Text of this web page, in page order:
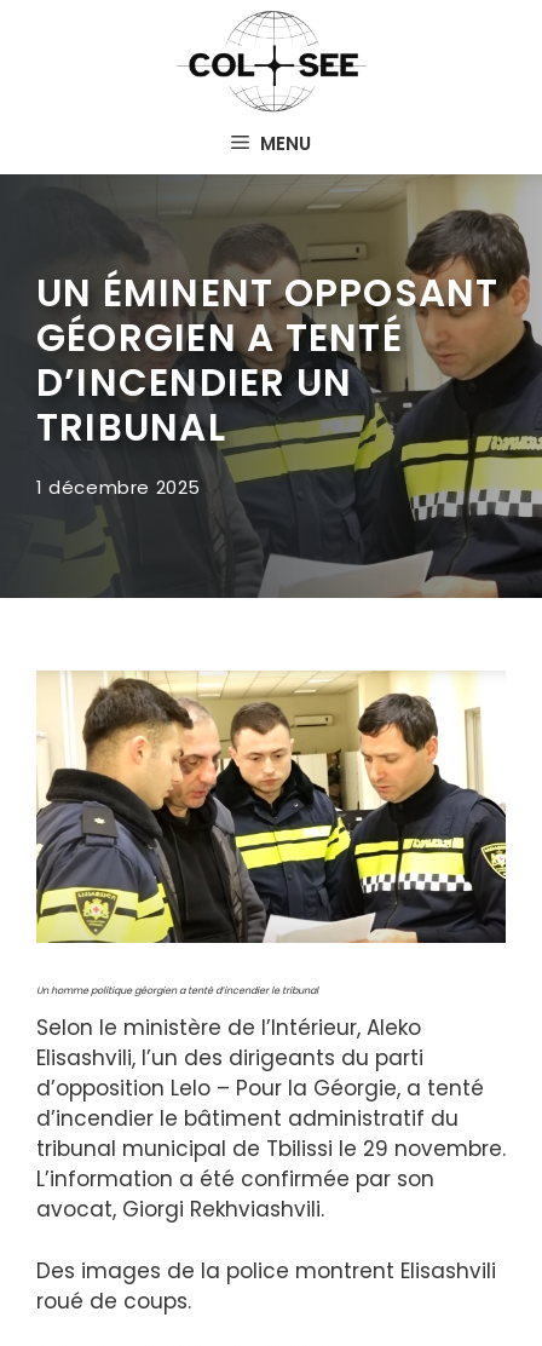
MENU
UN ÉMINENT OPPOSANT
GÉORGIEN A TENTÉ
D’INCENDIER UN
TRIBUNAL
1 décembre 2025
Un homme politique géorgien a tenté d’incendier le tribunal
Selon le ministère de l’Intérieur, Aleko
Elisashvili, l’un des dirigeants du parti
d’opposition Lelo – Pour la Géorgie, a tenté
d’incendier le bâtiment administratif du
tribunal municipal de Tbilissi le 29 novembre.
L’information a été confirmée par son
avocat, Giorgi Rekhviashvili.
Des images de la police montrent Elisashvili
roué de coups.